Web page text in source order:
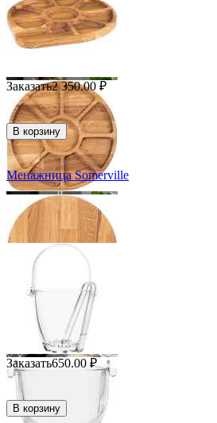
Заказать2 350.00 ₽
В корзину
Менажница Somerville
Заказать650.00 ₽
В корзину